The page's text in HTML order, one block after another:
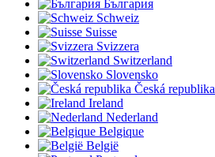
България
Schweiz
Suisse
Svizzera
Switzerland
Slovensko
Česká republika
Ireland
Nederland
Belgique
België